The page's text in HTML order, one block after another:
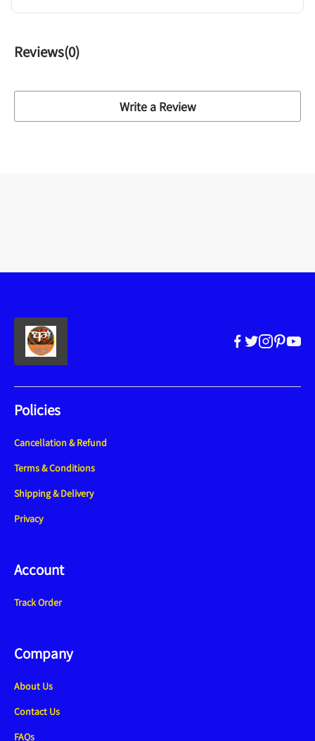
Reviews(0)
Write a Review
Policies
Cancellation & Refund
Terms & Conditions
Shipping & Delivery
Privacy
Account
Track Order
Company
About Us
Contact Us
FAQs